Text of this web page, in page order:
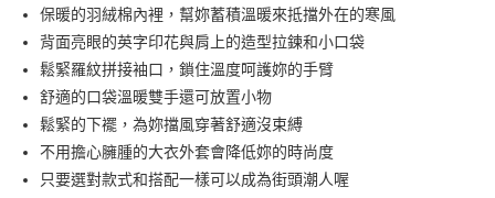
法說明評估內容。
【繳款方式說明】
1.分期款項不併入電信帳單，「大哥付你分期」於每月結算日後寄送繳費提
醒簡訊。
2.透過簡訊連結打開帳單後，可選擇「超商條碼／台灣大直營門市／銀行轉
帳／街口支付／iPASS MONEY」等通路繳費。
【注意事項】
1.本服務係由「台灣大哥大股份有限公司」（以下簡稱本公司）所提供，讓
２．便利：只要手機號碼，簡訊認證，即可結帳。
３．安心：先確認商品／服務後，再付款。
【「AFTEE先享後付」結帳流程】
１．於結帳方式選擇「AFTEE先享後付」後，將跳轉至「AFTEE先享後付」
２．訂單成立數日內，您將收到繳費通知簡訊。
３．收到繳費通知簡訊後14天內，點擊此簡訊中的連結，可透過四大超商／
ATM／網路銀行／等多元方式進行付款，方視為交易完成。
※ 請注意：結帳手續完成當下不需立刻繳費，但若您需要取消訂單，請聯絡
全家取貨付款
每筆NT$70，滿NT$699(含以上)免運費
付款後全家取貨
7-11取貨付款
保暖的羽絨棉內裡，幫妳蓄積溫暖來抵擋外在的寒風
背面亮眼的英字印花與肩上的造型拉鍊和小口袋
鬆緊羅紋拼接袖口，鎖住溫度呵護妳的手臂
舒適的口袋溫暖雙手還可放置小物
鬆緊的下襬，為妳擋風穿著舒適沒束縛
不用擔心臃腫的大衣外套會降低妳的時尚度
只要選對款式和搭配一樣可以成為街頭潮人喔